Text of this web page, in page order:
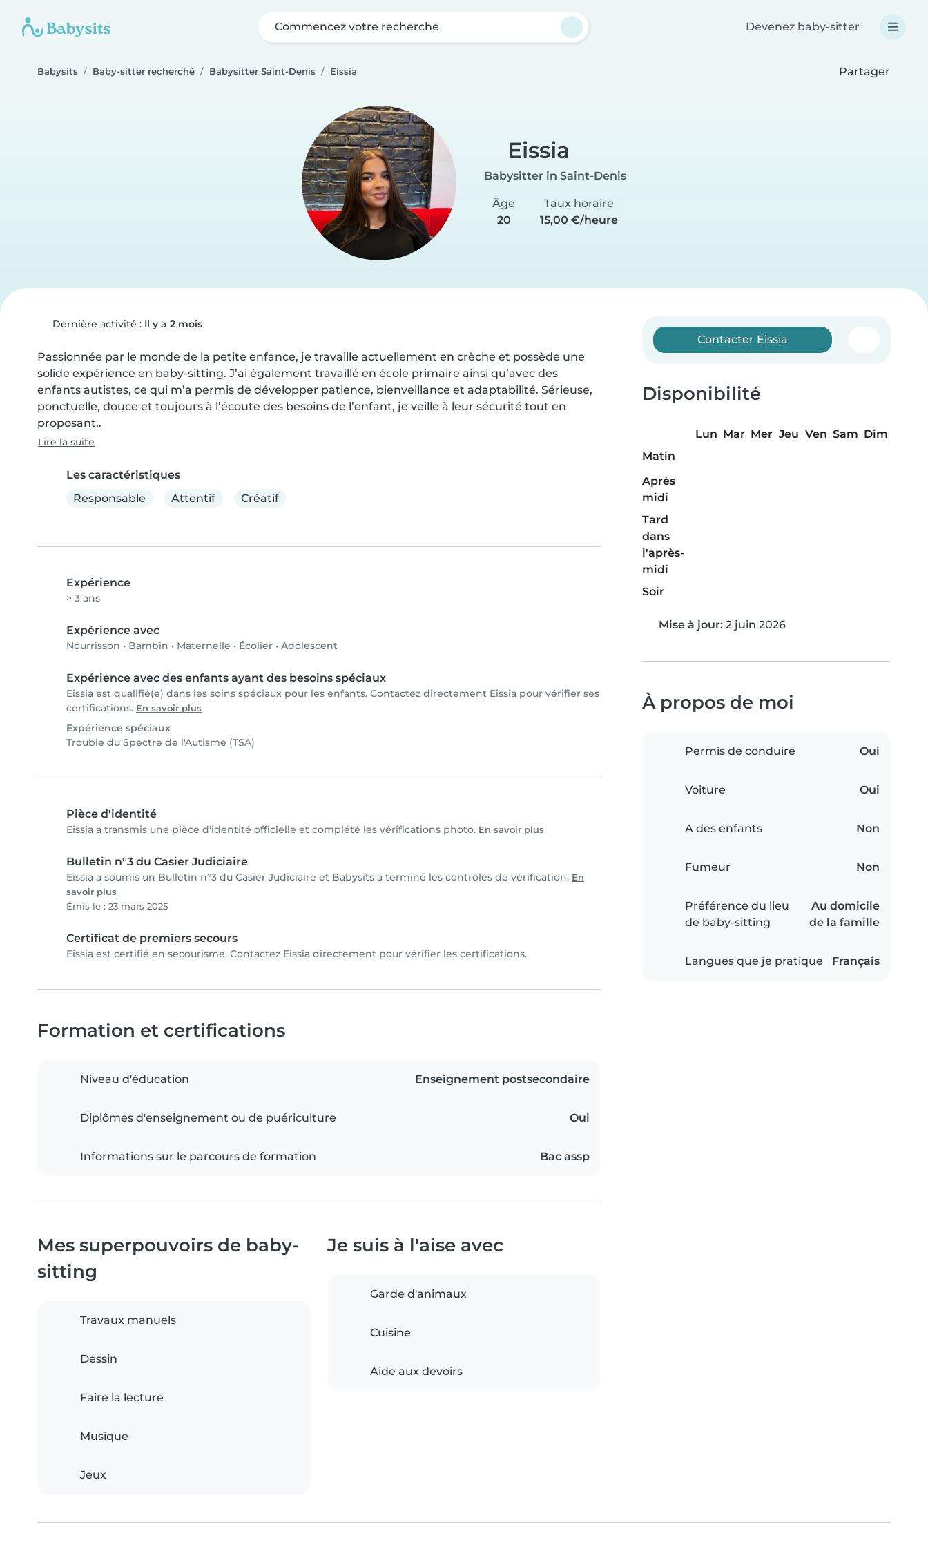
Commencez votre recherche Devenez baby-sitter
Babysits Baby-sitter recherché Babysitter Saint-Denis Eissia Partager
Eissia
Babysitter in Saint-Denis
Âge
20
Taux horaire
15,00 €/heure
Dernière activité : Il y a 2 mois
Passionnée par le monde de la petite enfance, je travaille actuellement en crèche et possède une
solide expérience en baby-sitting. J’ai également travaillé en école primaire ainsi qu’avec des
enfants autistes, ce qui m’a permis de développer patience, bienveillance et adaptabilité. Sérieuse,
ponctuelle, douce et toujours à l’écoute des besoins de l’enfant, je veille à leur sécurité tout en
proposant..
Lire la suite
Les caractéristiques
Responsable
Attentif Créatif
Expérience
> 3 ans
Expérience avec
Nourrisson • Bambin • Maternelle • Écolier • Adolescent
Expérience avec des enfants ayant des besoins spéciaux
Eissia est qualifié(e) dans les soins spéciaux pour les enfants. Contactez directement Eissia pour vérifier ses
certifications. En savoir plus
Expérience spéciaux
Trouble du Spectre de l'Autisme (TSA)
Pièce d'identité
Eissia a transmis une pièce d'identité officielle et complété les vérifications photo. En savoir plus
Bulletin n°3 du Casier Judiciaire
Eissia a soumis un Bulletin n°3 du Casier Judiciaire et Babysits a terminé les contrôles de vérification. En
savoir plus
Émis le : 23 mars 2025
Certificat de premiers secours
Eissia est certifié en secourisme. Contactez Eissia directement pour vérifier les certifications.
Contacter Eissia
Disponibilité
Lun Mar Mer Jeu Ven Sam Dim
Matin
Après
midi
Tard
dans
l'après-
midi
Soir
Mise à jour: 2 juin 2026
À propos de moi
Permis de conduire Oui
Voiture Oui
A des enfants Non
Fumeur Non
Préférence du lieu
de baby-sitting
Au domicile
de la famille
Langues que je pratique Français
Formation et certifications
Niveau d'éducation Enseignement postsecondaire
Diplômes d'enseignement ou de puériculture Oui
Informations sur le parcours de formation Bac assp
Mes superpouvoirs de baby-
sitting
Travaux manuels
Dessin
Faire la lecture
Musique
Jeux
Je suis à l'aise avec
Garde d'animaux
Cuisine
Aide aux devoirs